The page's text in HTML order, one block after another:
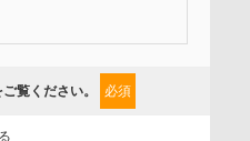
覧ください。 必須